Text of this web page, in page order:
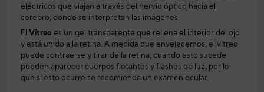
eléctricos que viajan a través del nervio óptico hacia el
cerebro, donde se interpretan las imágenes.
El Vítreo es un gel transparente que rellena el interior del ojo
y está unido a la retina. A medida que envejecemos, el vítreo
puede contraerse y tirar de la retina, cuando esto sucede
pueden aparecer cuerpos flotantes y flashes de luz, por lo
que si esto ocurre se recomienda un examen ocular.